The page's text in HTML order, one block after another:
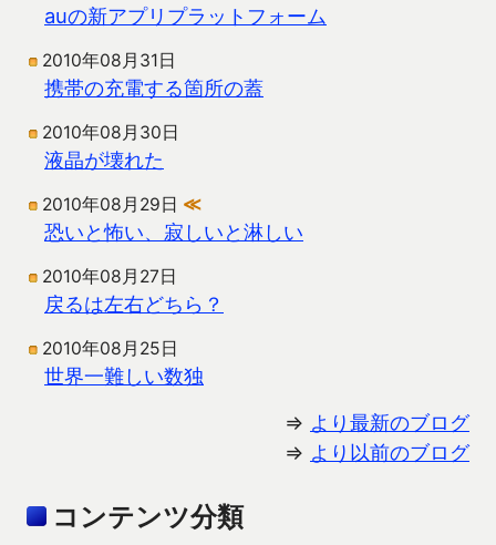
auの新アプリプラットフォーム
2010年08月31日
携帯の充電する箇所の蓋
2010年08月30日
液晶が壊れた
2010年08月29日 ≪
恐いと怖い、寂しいと淋しい
2010年08月27日
戻るは左右どちら？
2010年08月25日
世界一難しい数独
⇒ より最新のブログ
⇒ より以前のブログ
コンテンツ分類